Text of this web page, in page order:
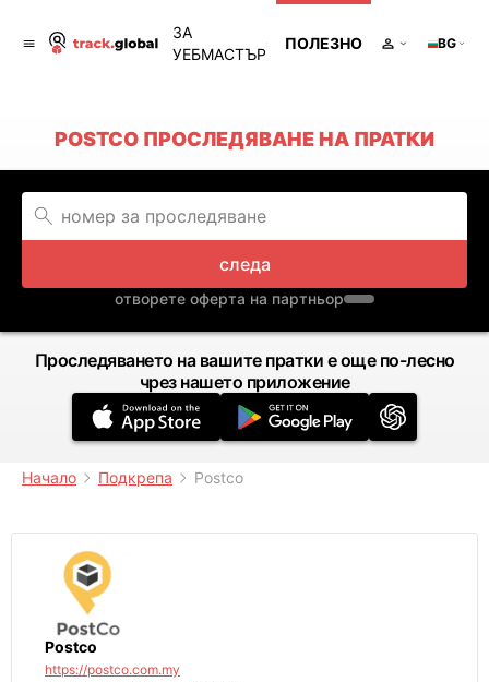
ЗА
УЕБМАСТЪР
ПОЛЕЗНО BG
POSTCO ПРОСЛЕДЯВАНЕ НА ПРАТКИ
следа
отворете оферта на партньор
Проследяването на вашите пратки е още по-лесно
чрез нашето приложение
Начало Подкрепа Postco
Postco
https://postco.com.my